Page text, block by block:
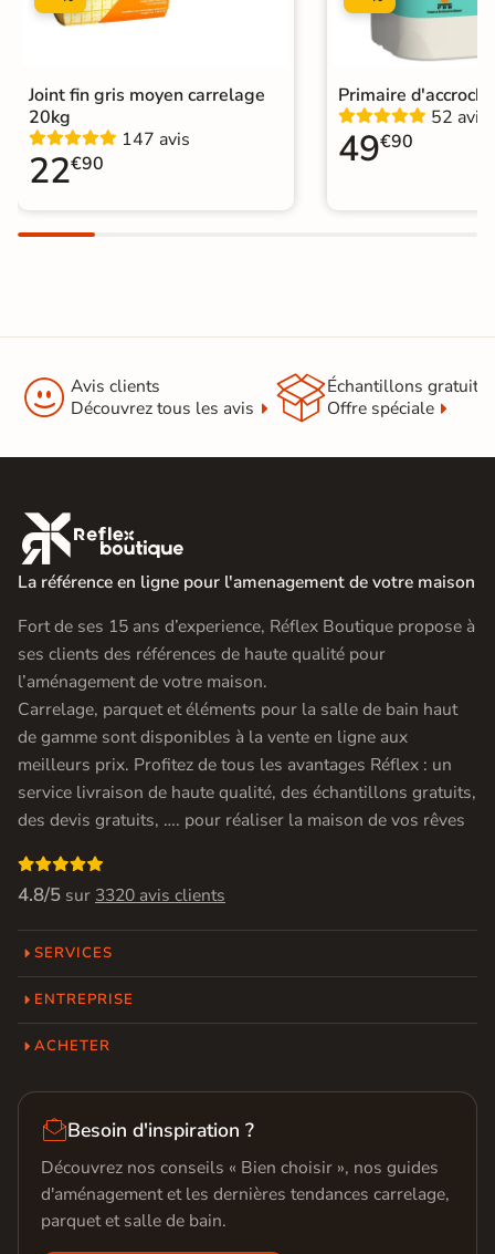
Choix
Support Ancien carrelage
Normes
Origine
|
|Carrelage sol cuisine|
Carrelage Chambre|Carrelage WC
Joint fin gris moyen carrelage
20kg
147 avis
22€90
Primaire
52 avis
49€90
 Avis clients
Découvrez tous les avis
Échantillons gratuit
Offre spéciale

La référence en ligne pour l'amenagement de votre maison
Fort de ses 15 ans d’experience, Réflex Boutique propose à
ses clients des références de haute qualité pour
l’aménagement de votre maison.
Carrelage, parquet et éléments pour la salle de bain haut
de gamme sont disponibles à la vente en ligne aux
meilleurs prix. Profitez de tous les avantages Réflex : un
service livraison de haute qualité, des échantillons gratuits,
des devis gratuits, …. pour réaliser la maison de vos rêves

4.8/5 sur 3320 avis clients
SERVICES
ENTREPRISE
ACHETER
Besoin d'inspiration ?
Découvrez nos conseils « Bien choisir », nos guides
d'aménagement et les dernières tendances carrelage,
parquet et salle de bain.